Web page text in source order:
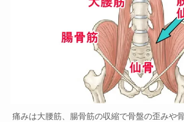
痛みは大腰筋、腸骨筋の収縮で骨盤の歪みや